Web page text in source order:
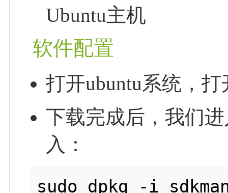
Ubuntu主机
软件配置
打开ubuntu系统，
下载完成后，我们
入：
sudo dpkg -i